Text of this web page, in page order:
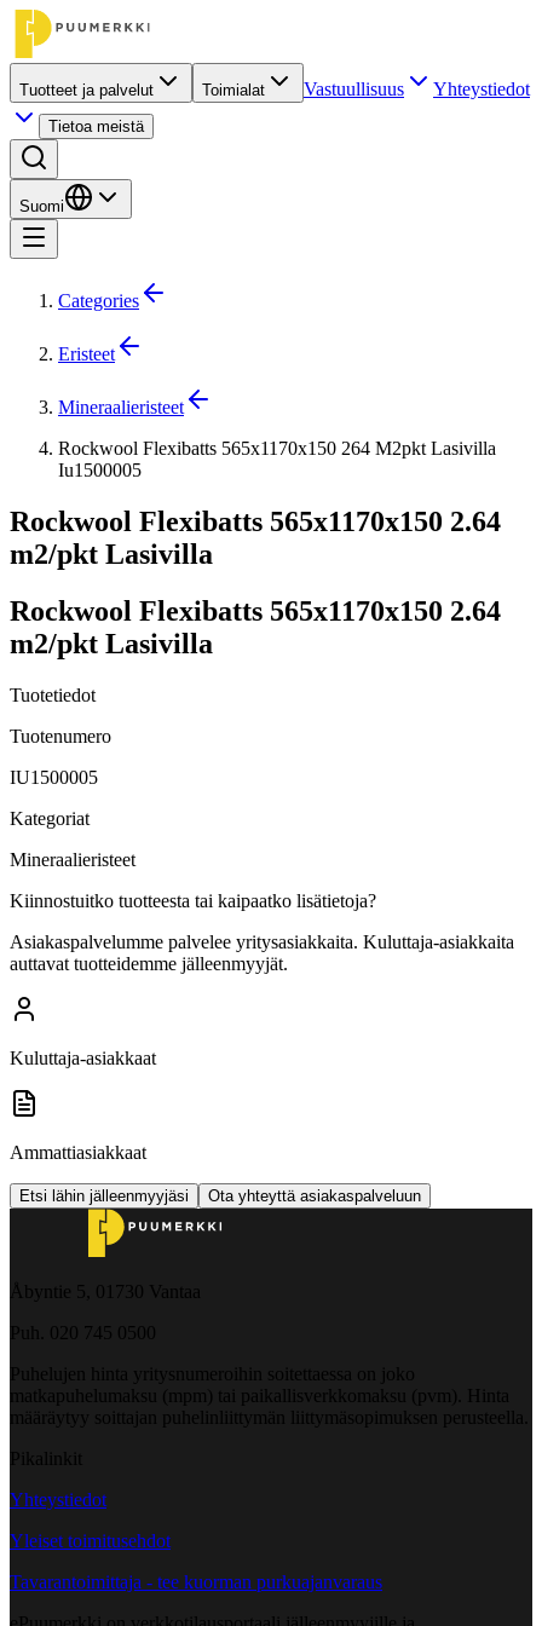
Tuotteet ja palvelut Toimialat Vastuullisuus Yhteystiedot
Tietoa meistä
Suomi
Categories
Eristeet
Mineraalieristeet
Rockwool Flexibatts 565x1170x150 264 M2pkt Lasivilla
Iu1500005
Rockwool Flexibatts 565x1170x150 2.64
m2/pkt Lasivilla
Rockwool Flexibatts 565x1170x150 2.64
m2/pkt Lasivilla
Tuotetiedot
Tuotenumero
IU1500005
Kategoriat
Mineraalieristeet
Kiinnostuitko tuotteesta tai kaipaatko lisätietoja?
Asiakaspalvelumme palvelee yritysasiakkaita. Kuluttaja-asiakkaita
auttavat tuotteidemme jälleenmyyjät.
Kuluttaja-asiakkaat
Ammattiasiakkaat
Etsi lähin jälleenmyyjäsi Ota yhteyttä asiakaspalveluun
Åbyntie 5, 01730 Vantaa
Puh. 020 745 0500
Puhelujen hinta yritysnumeroihin soitettaessa on joko
matkapuhelumaksu (mpm) tai paikallisverkkomaksu (pvm). Hinta
määräytyy soittajan puhelinliittymän liittymäsopimuksen perusteella.
Pikalinkit
Yhteystiedot
Yleiset toimitusehdot
Tavarantoimittaja - tee kuorman purkuajanvaraus